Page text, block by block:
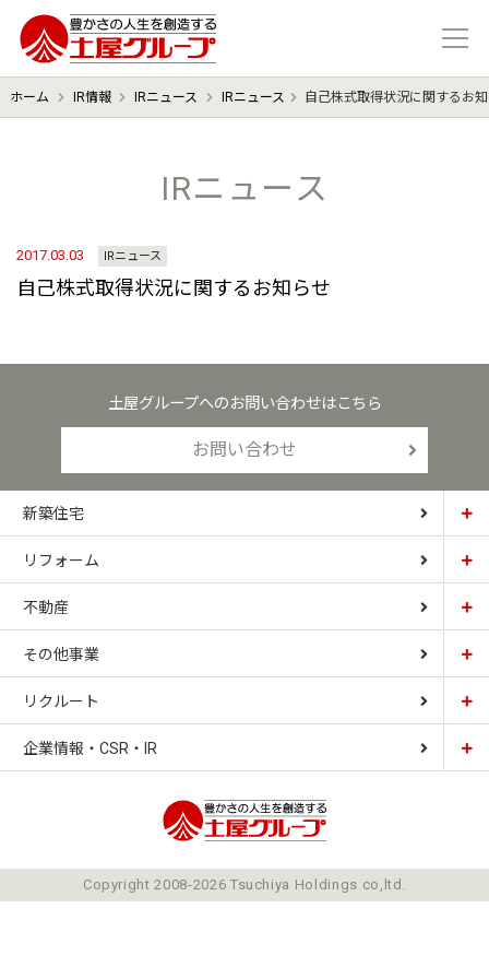
豊かさの人生を想像する 土屋グル
ホーム IR情報 IRニュース IRニュース 自己株式取得状況に関するお
IRニュース
2017.03.03 IRニュース
自己株式取得状況に関するお知らせ
土屋グループへのお問い合わせはこちら
お問い合わせ
新築住宅
土屋ホーム
CARDINAL HOUSE
LIZNAS
リフォーム
土屋ホームトピア
不動産
土屋ホーム不動産
その他事業
土屋ホームレジデンス
土屋ソーラーファクトリー
リクルート
企業情報・CSR・IR
ミッションCopyright 2008-2026 Tsuchiya Holdings co,ltd.